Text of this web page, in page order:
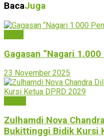
BacaJuga
Gagasan “Nagari
23 November 2025
Zulhamdi Nova
Bukittinggi Bidik Kursi